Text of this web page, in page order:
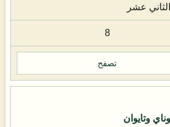
عشر
8
تصفح
وتايوان